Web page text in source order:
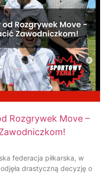
Rozgrywek Move –
federacja piłkarska, w
drastyczną decyzję o